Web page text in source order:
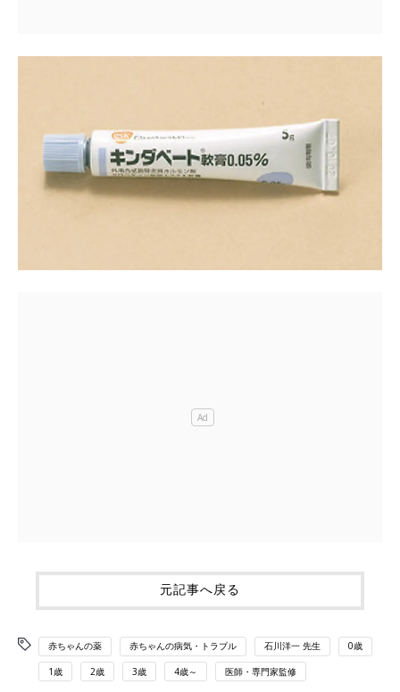
元記事へ戻る
赤ちゃんの薬 赤ちゃんの病気・トラブル 石川洋一 先生 0歳
1歳 2歳 3歳 4歳～ 医師・専門家監修